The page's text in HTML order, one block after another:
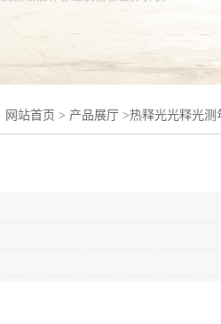
网站首页 > 产品展厅 >热释光光释光测